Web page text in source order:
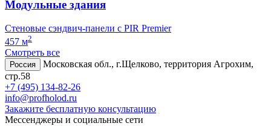
Модульные здания
Стеновые сэндвич-панели с PIR Premier
457 м2
Смотреть все
Россия
Московская обл., г.Щелково, территория Агрохим,
стр.58
+7 (495) 134-82-26
info@profholod.ru
Закажите бесплатную консультацию
Мессенджеры и социальные сети